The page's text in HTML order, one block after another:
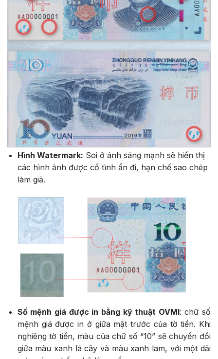
Hình Watermark: Soi ở ánh sáng mạnh sẽ hiển thị
các hình ảnh được cố tình ẩn đi, hạn chế sao chép
làm giả.
Số mệnh giá được in bằng kỹ thuật OVMI: chữ số
mệnh giá được in ở giữa mặt trước của tờ tiền. Khi
nghiêng tờ tiền, màu của chữ số “10” sẽ chuyển đổi
giữa màu xanh lá cây và màu xanh lam, với một dải